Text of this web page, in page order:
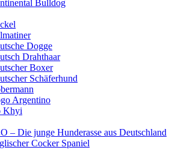
Bulldog
Dogge
Drahthaar
Boxer
Schäferhund
Argentino
Khyi
– Die junge Hunderasse aus Deutschland
Cocker Spaniel